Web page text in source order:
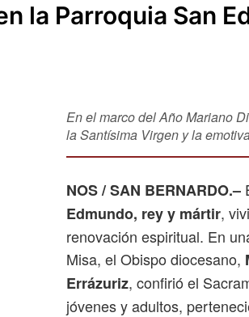
la Parroquia San
En el marco del Año Mariano
la Santísima Virgen y la
NOS / SAN BERNARDO.–
Edmundo, rey y mártir,
renovación espiritual. En
Misa, el Obispo diocesano,
Errázuriz, confirió el
jóvenes y adultos,